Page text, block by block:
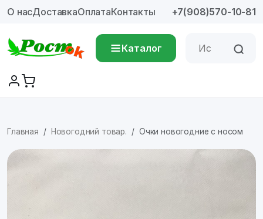
О насДоставкаОплатаКонтакты +7(908)570-10-81
Каталог
Главная Новогодний товар. Очки новогодние с носом